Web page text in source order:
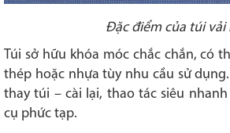
Đặc điểm của túi vải
Túi sở hữu khóa móc chắc chắn, có
thép hoặc nhựa tùy nhu cầu sử
thay túi – cài lại, thao tác siêu
cụ phức tạp.